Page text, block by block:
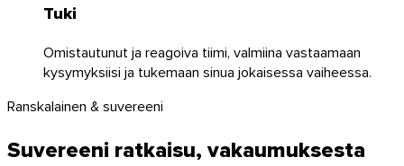
Tuki
Omistautunut ja reagoiva tiimi, valmiina vastaamaan
kysymyksiisi ja tukemaan sinua jokaisessa vaiheessa.
Ranskalainen & suvereeni
Suvereeni ratkaisu, vakaumuksesta